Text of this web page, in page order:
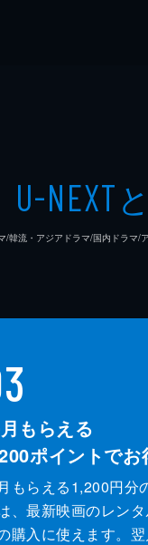
U-NEXT
流・アジアドラマ/国内ドラマ/
もらえる
ポイントでお
もらえる1,200円分
、最新映画のレン
購入に使えます。